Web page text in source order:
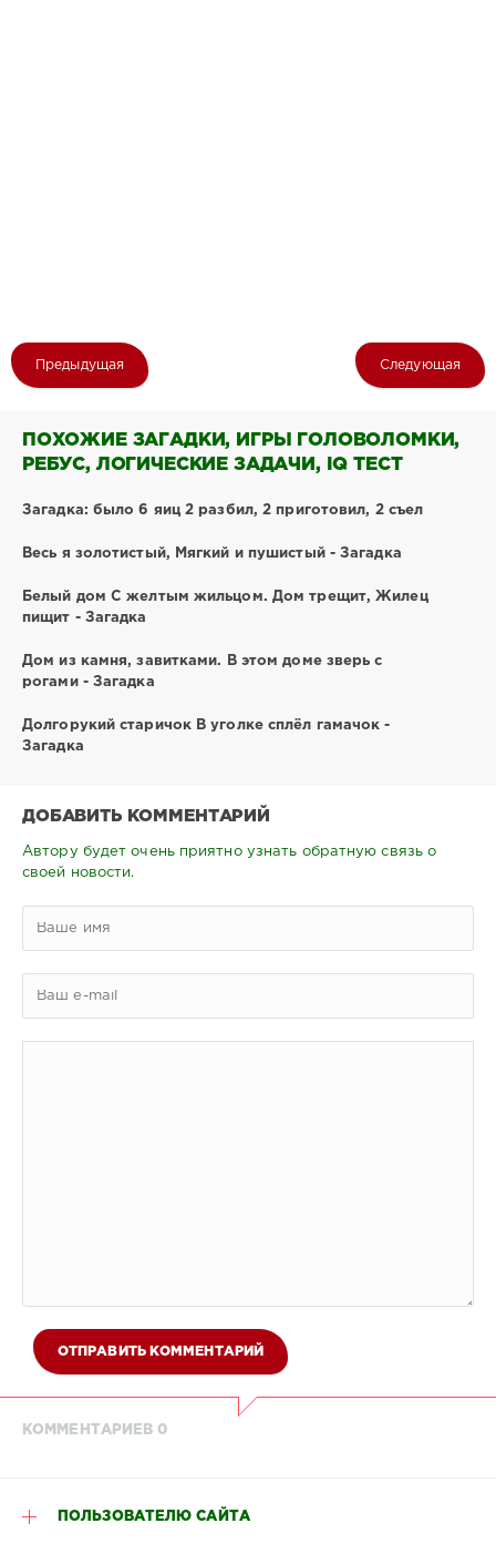
Предыдущая Следующая
ПОХОЖИЕ ЗАГАДКИ, ИГРЫ ГОЛОВОЛОМКИ,
РЕБУС, ЛОГИЧЕСКИЕ ЗАДАЧИ, IQ ТЕСТ
Загадка: было 6 яиц 2 разбил, 2 приготовил, 2 съел
Весь я золотистый, Мягкий и пушистый - Загадка
Белый дом С желтым жильцом. Дом трещит, Жилец
пищит - Загадка
Дом из камня, завитками. В этом доме зверь с
рогами - Загадка
Долгорукий старичок В уголке сплёл гамачок -
Загадка
ДОБАВИТЬ КОММЕНТАРИЙ
Автору будет очень приятно узнать обратную связь о
своей новости.
ОТПРАВИТЬ КОММЕНТАРИЙ
КОММЕНТАРИЕВ 0
ПОЛЬЗОВАТЕЛЮ САЙТА